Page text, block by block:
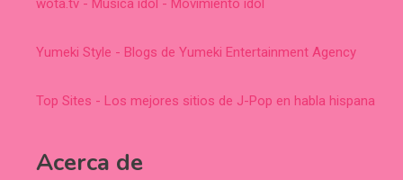
wota.tv - Música idol - Movimiento idol
Yumeki Style - Blogs de Yumeki Entertainment Agency
Top Sites - Los mejores sitios de J-Pop en habla hispana
Acerca de